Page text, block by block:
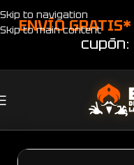
Skip to navigation
Skip to main content
ENVÍO GRATIS*
cupón: